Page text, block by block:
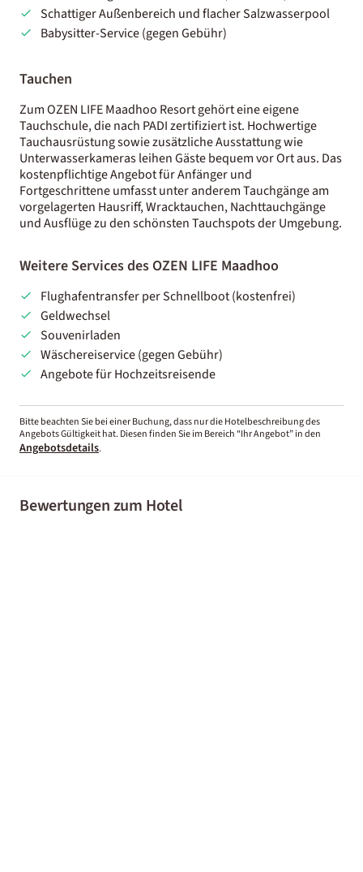
Schattiger Außenbereich und flacher Salzwasserpool
Babysitter-Service (gegen Gebühr)
Tauchen
Zum OZEN LIFE Maadhoo Resort gehört eine eigene
Tauchschule, die nach PADI zertifiziert ist. Hochwertige
Tauchausrüstung sowie zusätzliche Ausstattung wie
Unterwasserkameras leihen Gäste bequem vor Ort aus. Das
kostenpflichtige Angebot für Anfänger und
Fortgeschrittene umfasst unter anderem Tauchgänge am
vorgelagerten Hausriff, Wracktauchen, Nachttauchgänge
und Ausflüge zu den schönsten Tauchspots der Umgebung.
Weitere Services des OZEN LIFE Maadhoo
Flughafentransfer per Schnellboot (kostenfrei)
Geldwechsel
Souvenirladen
Wäschereiservice (gegen Gebühr)
Angebote für Hochzeitsreisende
Bitte beachten Sie bei einer Buchung, dass nur die Hotelbeschreibung des
Angebots Gültigkeit hat. Diesen finden Sie im Bereich “Ihr Angebot” in den
Angebotsdetails.
Bewertungen zum Hotel